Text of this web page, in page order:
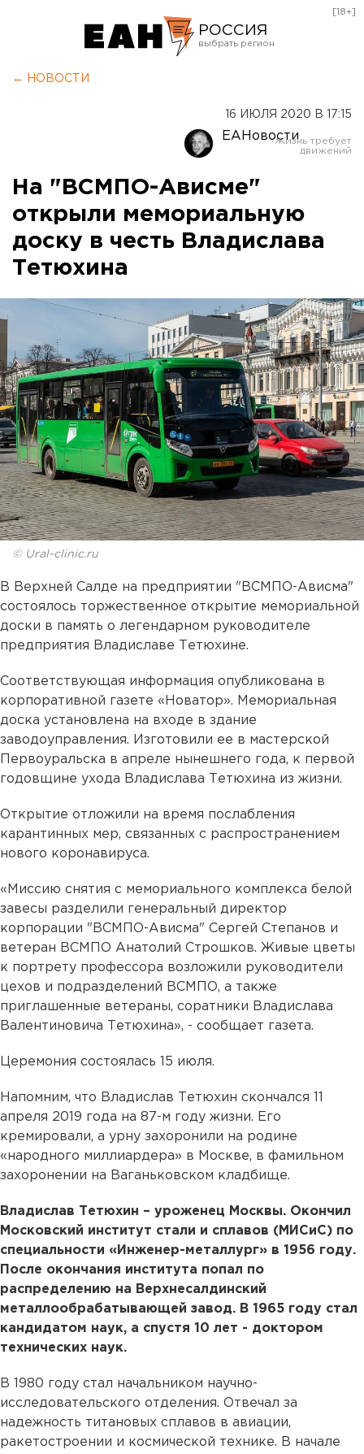
РОССИЯ
Оренбург
[18+]
← НОВОСТИ
16 ИЮЛЯ 2020 В 17:15
ЕАНовости
На "ВСМПО-Ависме"
открыли мемориальную
доску в честь Владислава
Тетюхина
© Ural-clinic.ru
В Верхней Салде на предприятии "ВСМПО-Ависма"
состоялось торжественное открытие мемориальной
доски в память о легендарном руководителе
предприятия Владиславе Тетюхине.
Соответствующая информация опубликована в
корпоративной газете «Новатор». Мемориальная
доска установлена на входе в здание
заводоуправления. Изготовили ее в мастерской
Первоуральска в апреле нынешнего года, к первой
годовщине ухода Владислава Тетюхина из жизни.
Открытие отложили на время послабления
карантинных мер, связанных с распространением
нового коронавируса.
«Миссию снятия с мемориального комплекса белой
завесы разделили генеральный директор
корпорации "ВСМПО-Ависма" Сергей Степанов и
ветеран ВСМПО Анатолий Строшков. Живые цветы
к портрету профессора возложили руководители
цехов и подразделений ВСМПО, а также
приглашенные ветераны, соратники Владислава
Валентиновича Тетюхина», - сообщает газета.
Церемония состоялась 15 июля.
Напомним, что Владислав Тетюхин скончался 11
апреля 2019 года на 87-м году жизни. Его
кремировали, а урну захоронили на родине
«народного миллиардера» в Москве, в фамильном
захоронении на Ваганьковском кладбище.
Владислав Тетюхин – уроженец Москвы. Окончил
Московский институт стали и сплавов (МИСиС) по
специальности «Инженер-металлург» в 1956 году.
После окончания института попал по
распределению на Верхнесалдинский
металлообрабатывающей завод. В 1965 году стал
кандидатом наук, а спустя 10 лет - доктором
технических наук.
В 1980 году стал начальником научно-
исследовательского отделения. Отвечал за
надежность титановых сплавов в авиации,
ракетостроении и космической технике. В начале